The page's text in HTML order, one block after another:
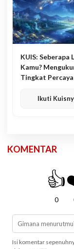
KUIS: Seberapa
Kamu?
Tingkat Percaya
Ikuti
KOMENTAR
👍
0
Isi komentar